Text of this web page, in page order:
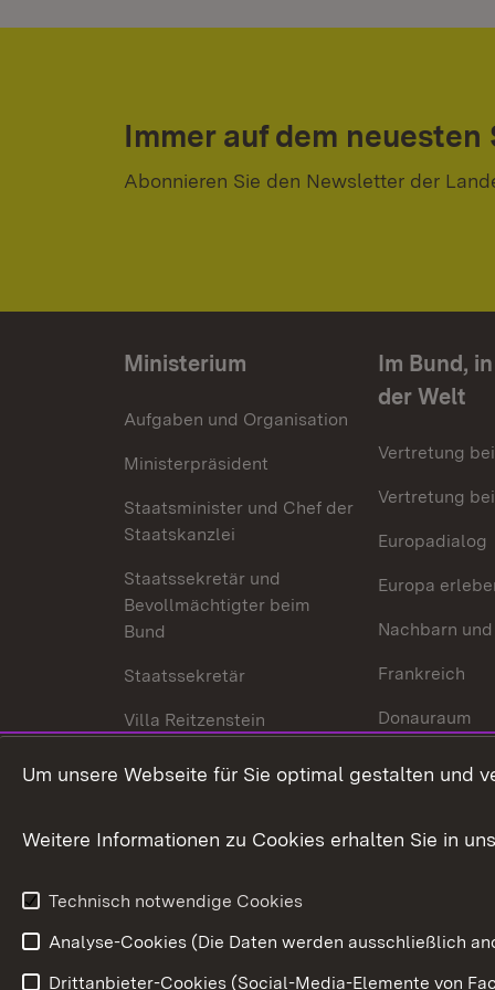
Immer auf dem neuesten
Abonnieren Sie den Newsletter der
Ministerium
Aufgaben und Organisation
Ministerpräsident
Staatsminister und Chef der
Staatskanzlei
Staatssekretär und
Bevollmächtigter beim
Bund
Staatssekretär
Villa Reitzenstein
Kontakt und Anfahrt
Im Bund,
der Welt
Vertretung
Vertretung
Europadialog
Europa
Nachbarn
Frankreich
Donauraum
Dynamischer
Welt
Um unsere Webseite für Sie optimal gestalten und
Weitere Informationen zu Cookies erhalten Sie in
Technisch notwendige Cookies
Analyse-Cookies (Die Daten werden ausschließlich
Drittanbieter-Cookies (Social-Media-Elemente von